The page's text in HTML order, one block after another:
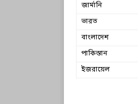
জার্মানি
ভারত
বাংলাদেশ
পাকিস্তান
ইজরায়েল